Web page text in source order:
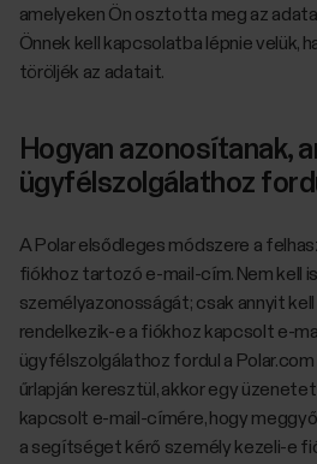
amelyeken Ön osztotta meg az
Önnek kell kapcsolatba lépnie velük,
töröljék az adatait.
Hogyan azonosítanak,
ügyfélszolgálathoz
A Polar elsődleges módszere a
fiókhoz tartozó e-mail-cím. Nem kell
személyazonosságát; csak annyit
rendelkezik-e a fiókhoz kapcsolt e-
ügyfélszolgálathoz fordul a
űrlapján keresztül, akkor egy
kapcsolt e-mail-címére, hogy
a segítséget kérő személy kezeli-e